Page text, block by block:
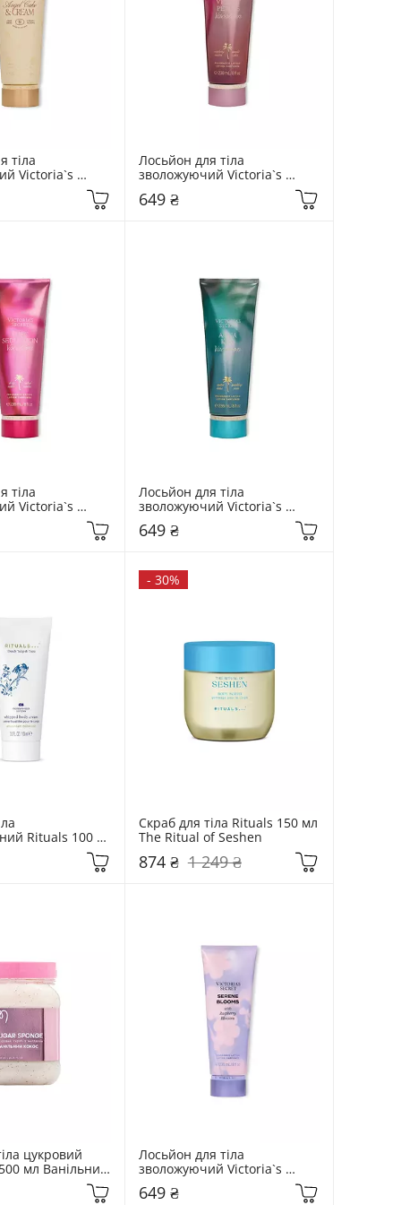
тіла
Victoria`s
Angel Cake &
Лосьйон для тіла
зволожуючий Victoria`s
Secret 236 мл  Velvet Petals
Vacation
649 ₴
тіла
Victoria`s
Pure Seduction
Лосьйон для тіла
зволожуючий Victoria`s
Vacation
649 ₴
Rituals 100
- 30%
Скраб для тіла Rituals 150 мл
The Ritual of Seshen
874 ₴ 1 249 ₴
цукровий
мл Ванільний
Лосьйон для тіла
зволожуючий Victoria`s
Secret 236 мл  Serene Blooms
649 ₴